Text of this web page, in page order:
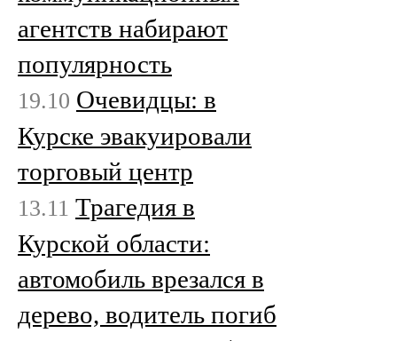
агентств набирают
популярность
19.10 Очевидцы: в
Курске эвакуировали
торговый центр
13.11 Трагедия в
Курской области:
автомобиль врезался в
дерево, водитель погиб